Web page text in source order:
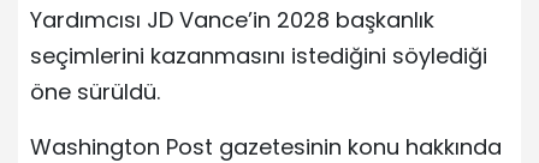
Yardımcısı JD Vance’in 2028 başkanlık
seçimlerini kazanmasını istediğini söylediği
öne sürüldü.
Washington Post gazetesinin konu hakkında